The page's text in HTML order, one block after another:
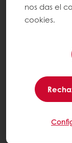
nos das el
cookies.